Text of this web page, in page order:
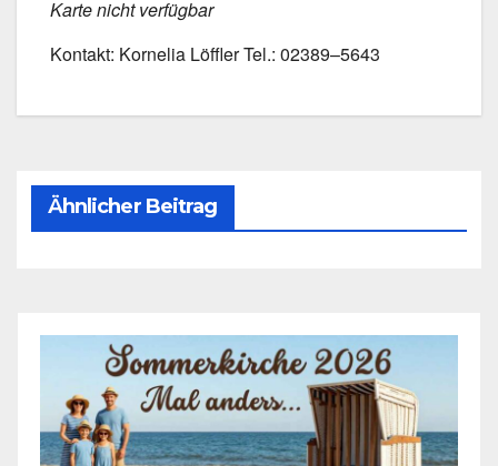
Kar­te nicht ver­füg­bar
Kon­takt: Kor­ne­lia Löff­ler Tel.: 02389–5643
Ähnlicher Beitrag